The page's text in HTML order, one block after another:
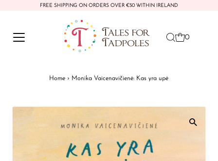
FREE SHIPPING ON ORDERS OVER €50 WITHIN IRELAND
0
Home › Monika Vaicenavičienė: Kas yra upė